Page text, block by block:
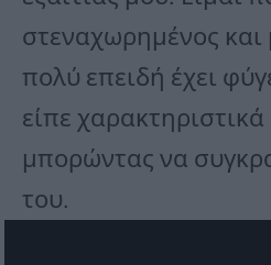
στεναχωρημένος και
πολύ επειδή έχει
είπε χαρακτηριστικά
μπορώντας να
του.